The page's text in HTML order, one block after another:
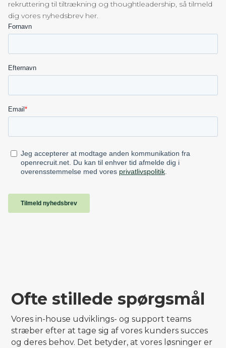
rekruttering til tiltrækning og thoughtleadership, så tilmeld
dig vores nyhedsbrev her.
Ofte stillede spørgsmål
Vores in-house udviklings- og support teams
stræber efter at tage sig af vores kunders succes
og deres behov. Det betyder, at vores løsninger er